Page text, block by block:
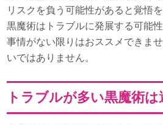
リスクを負う可能性があると覚悟
黒魔術はトラブルに発展する可能
事情がない限りはおススメできま
いではありません。
トラブルが多い黒魔術